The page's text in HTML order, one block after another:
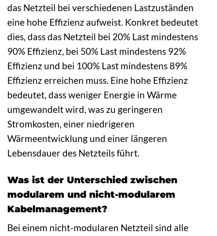
das Netzteil bei verschiedenen Lastzuständen
eine hohe Effizienz aufweist. Konkret bedeutet
dies, dass das Netzteil bei 20% Last mindestens
90% Effizienz, bei 50% Last mindestens 92%
Effizienz und bei 100% Last mindestens 89%
Effizienz erreichen muss. Eine hohe Effizienz
bedeutet, dass weniger Energie in Wärme
umgewandelt wird, was zu geringeren
Stromkosten, einer niedrigeren
Wärmeentwicklung und einer längeren
Lebensdauer des Netzteils führt.
Was ist der Unterschied zwischen
modularem und nicht-modularem
Kabelmanagement?
Bei einem nicht-modularen Netzteil sind alle